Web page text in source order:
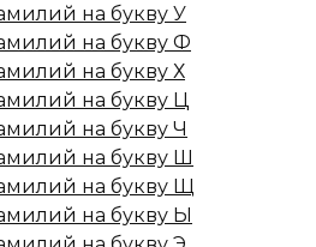
на букву У
на букву Ф
на букву Х
на букву Ц
на букву Ч
на букву Ш
на букву Щ
на букву Ы